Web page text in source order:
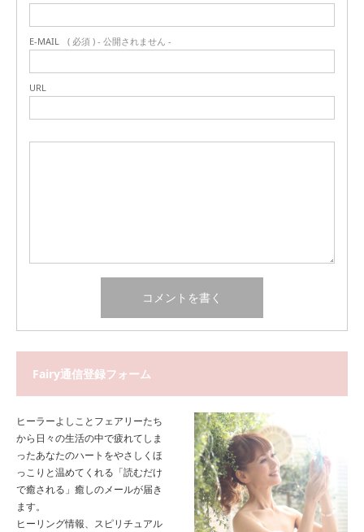
E-MAIL ( 必須 ) - 公開されません -
URL
Fairy通信登録フォーム
ヒーラーよしことフェアリーたち
から日々の生活の中で疲れてしま
ったあなたのハートをやさしくほ
っこりと温めてくれる「読むだけ
で癒される」癒しのメールが届き
ます。
ヒーリング情報、スピリチュアル